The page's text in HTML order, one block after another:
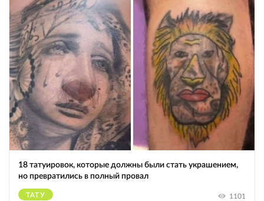
18 татуировок, которые должны были стать украшением,
но превратились в полный провал
ТАТУ 1101